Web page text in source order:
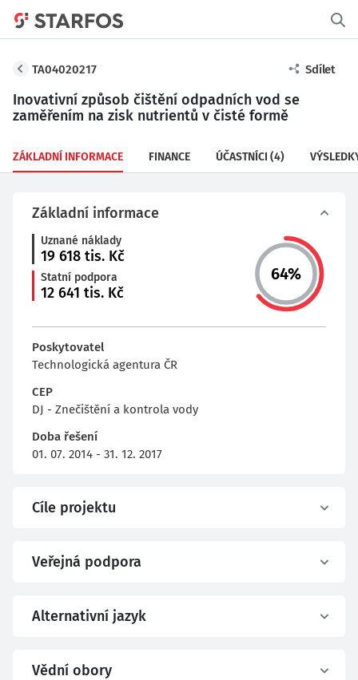
TA04020217 Sdílet
Inovativní způsob čištění odpadních vod se
zaměřením na zisk nutrientů v čisté formě
ZÁKLADNÍ INFORMACE FINANCE ÚČASTNÍCI (4)
Základní informace
Uznané náklady
19 618 tis. Kč
Statní podpora
12 641 tis. Kč
64%
Poskytovatel
Technologická agentura ČR
CEP
DJ - Znečištění a kontrola vody
Doba řešení
01. 07. 2014 - 31. 12. 2017
Cíle projektu
Veřejná podpora
Alternativní jazyk
Vědní obory